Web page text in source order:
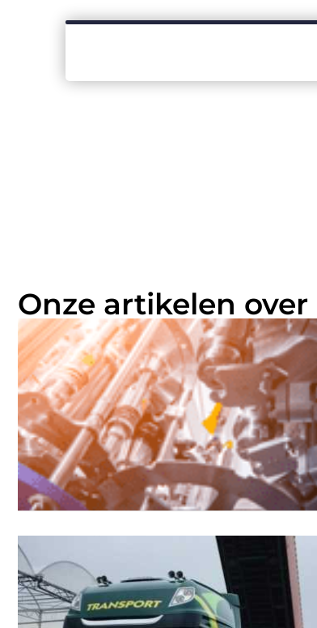
Onze artikelen over